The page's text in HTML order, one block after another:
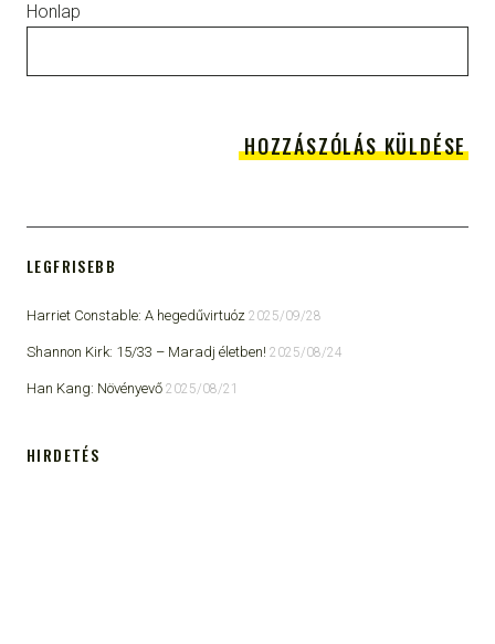
Honlap
LEGFRISEBB
Harriet Constable: A hegedűvirtuóz 2025/09/28
Shannon Kirk: 15/33 ​– Maradj életben! 2025/08/24
Han Kang: Növényevő 2025/08/21
HIRDETÉS